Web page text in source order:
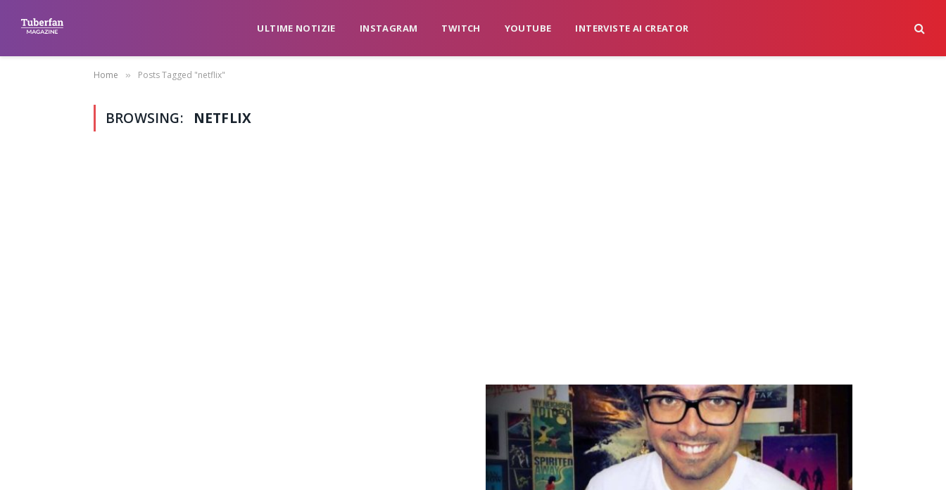
ULTIME NOTIZIE INSTAGRAM TWITCH YOUTUBE INTERVISTE AI CREATOR
Home » Posts Tagged "netflix"
BROWSING: NETFLIX